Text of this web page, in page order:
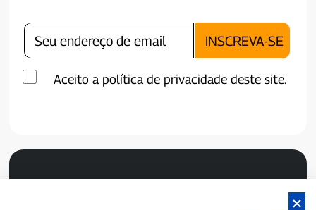
Aceito a política de privacidade deste site.